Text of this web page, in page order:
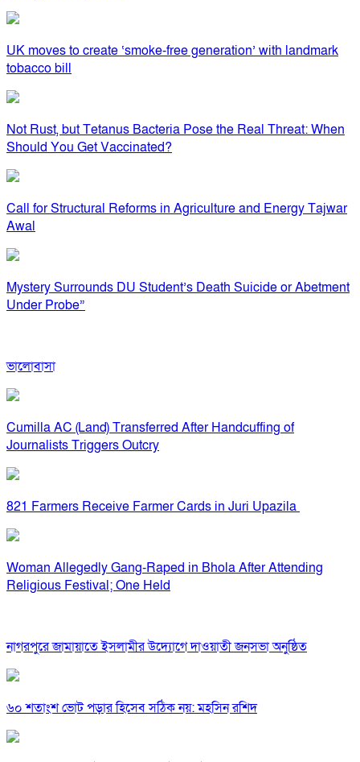
UK moves to create ‘smoke-free generation’ with landmark
tobacco bill
Not Rust, but Tetanus Bacteria Pose the Real Threat: When
Should You Get Vaccinated?
Call for Structural Reforms in Agriculture and Energy Tajwar
Awal
Mystery Surrounds DU Student’s Death Suicide or Abetment
Under Probe”
ভালোবাসা
Cumilla AC (Land) Transferred After Handcuffing of
Journalists Triggers Outcry
821 Farmers Receive Farmer Cards in Juri Upazila
Woman Allegedly Gang-Raped in Bhola After Attending
Religious Festival; One Held
নাগরপুরে জামায়াতে ইসলামীর উদ্যোগে দাওয়াতী জনসভা অনুষ্ঠিত
৬০ শতাংশ ভোট পড়ার হিসেব সঠিক নয়: মহসিন রশিদ